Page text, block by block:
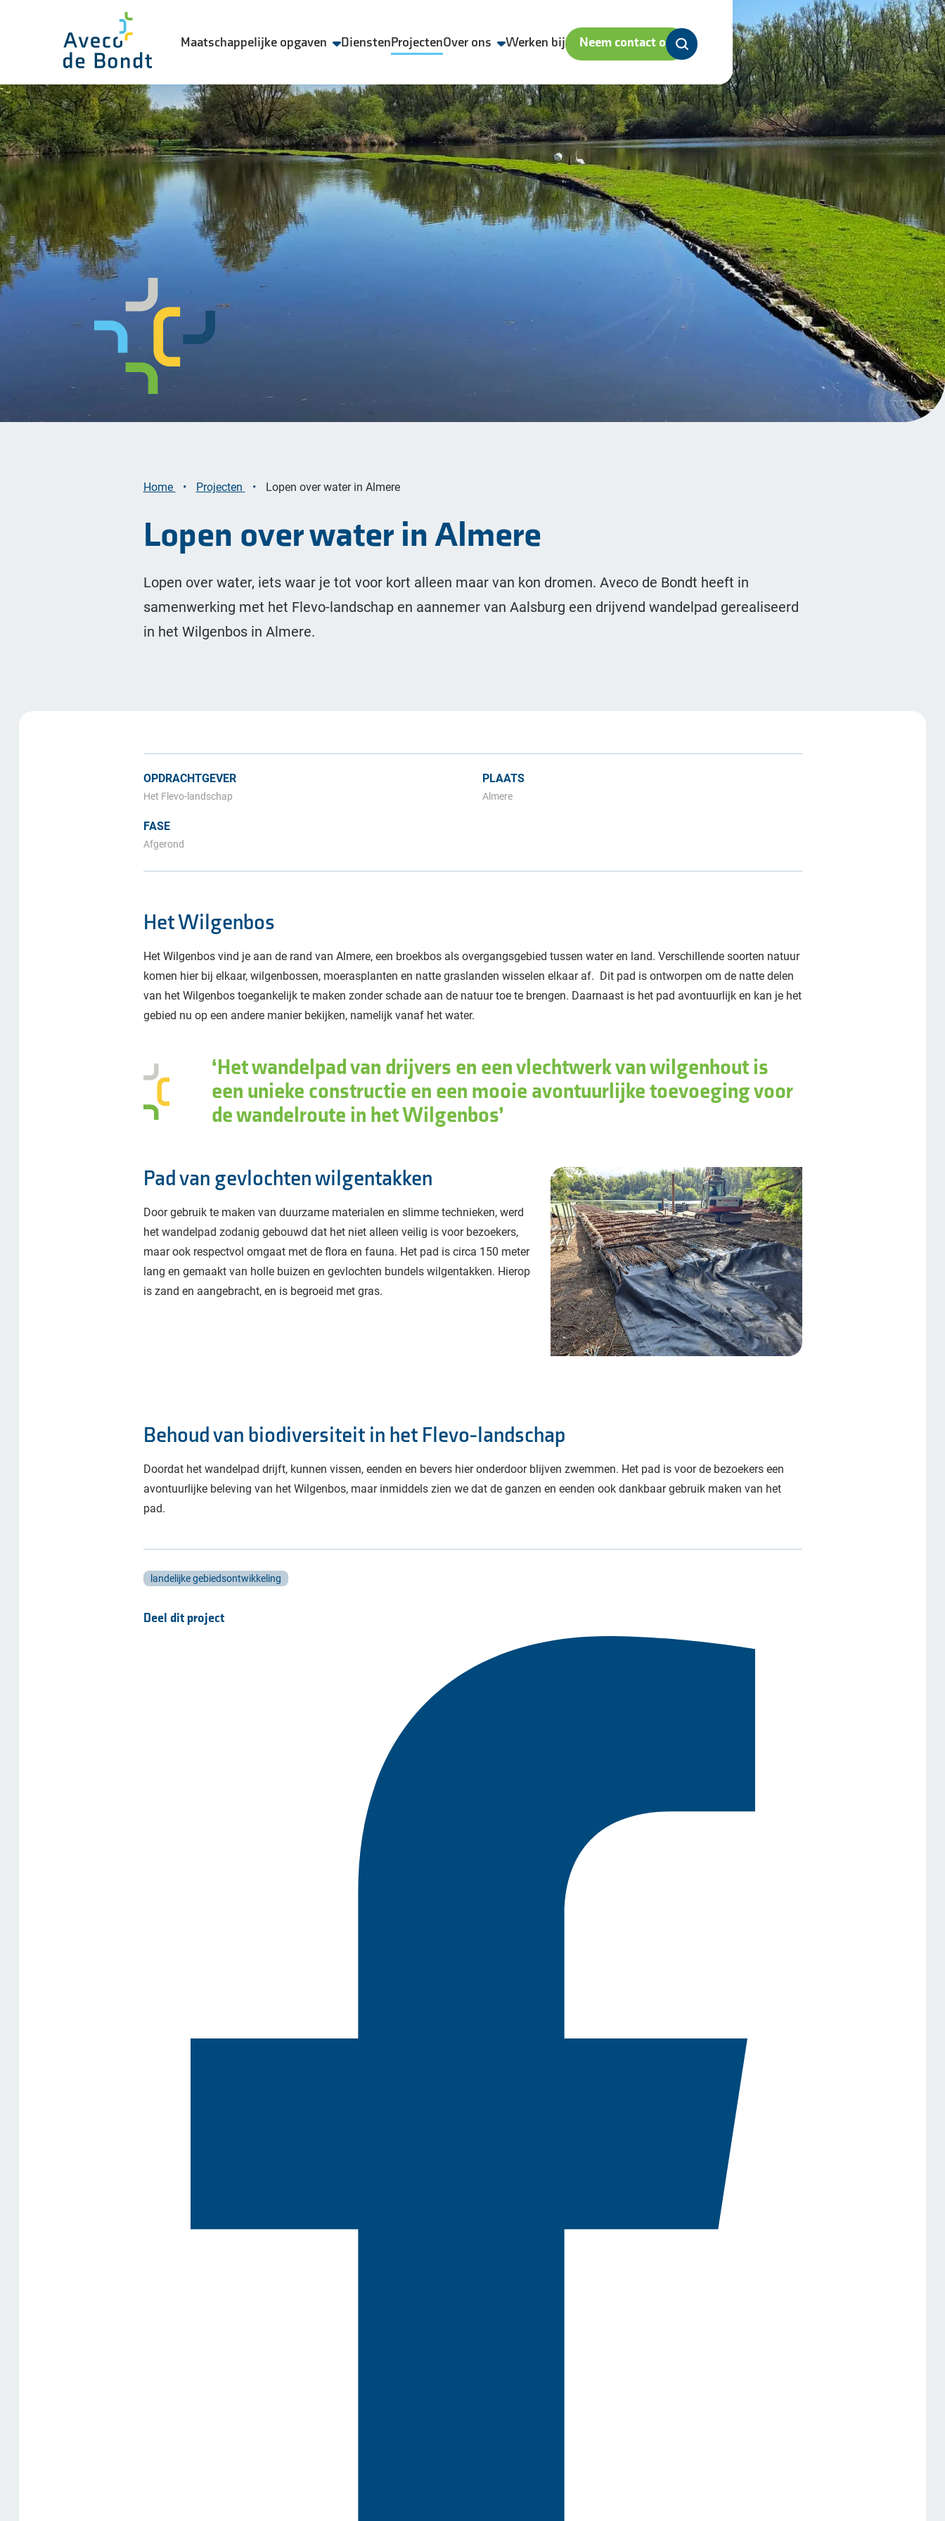
Maatschappelijke opgaven
Biodiversiteit
Energietransitie
Watertransitie
Leefbaarheid in de stad
Landelijke gebiedsontwikkeling
Vernieuwingsopgave
Waterveiligheid
Woning- en utiliteitsbouw
DienstenProjectenOver ons
Wij zijn Aveco de Bondt
Veiligheid, Kwaliteit en Duurzaamheid
Geschiedenis
Nieuws & media
Contact & locaties
Werken bij Neem contact op
Home Projecten Lopen over water in Almere
Lopen over water in Almere
Lopen over water, iets waar je tot voor kort alleen maar van kon dromen. Aveco de Bondt heeft in
samenwerking met het Flevo-landschap en aannemer van Aalsburg een drijvend wandelpad gerealiseerd
in het Wilgenbos in Almere.
OPDRACHTGEVER
Het Flevo-landschap
PLAATS
Almere
FASE
Afgerond
Het Wilgenbos
Het Wilgenbos vind je aan de rand van Almere, een broekbos als overgangsgebied tussen water en land. Verschillende soorten natuur
komen hier bij elkaar, wilgenbossen, moerasplanten en natte graslanden wisselen elkaar af. Dit pad is ontworpen om de natte delen
van het Wilgenbos toegankelijk te maken zonder schade aan de natuur toe te brengen. Daarnaast is het pad avontuurlijk en kan je het
gebied nu op een andere manier bekijken, namelijk vanaf het water.
Het wandelpad van drijvers en een vlechtwerk van wilgenhout is
een unieke constructie en een mooie avontuurlijke toevoeging voor
de wandelroute in het Wilgenbos
Pad van gevlochten wilgentakken
Door gebruik te maken van duurzame materialen en slimme technieken, werd
het wandelpad zodanig gebouwd dat het niet alleen veilig is voor bezoekers,
maar ook respectvol omgaat met de flora en fauna. Het pad is circa 150 meter
lang en gemaakt van holle buizen en gevlochten bundels wilgentakken. Hierop
is zand en aangebracht, en is begroeid met gras.
Behoud van biodiversiteit in het Flevo-landschap
Doordat het wandelpad drijft, kunnen vissen, eenden en bevers hier onderdoor blijven zwemmen. Het pad is voor de bezoekers een
avontuurlijke beleving van het Wilgenbos, maar inmiddels zien we dat de ganzen en eenden ook dankbaar gebruik maken van het
pad.
landelijke gebiedsontwikkeling
Deel dit project